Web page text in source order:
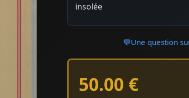
insolée
💬Une question
50.00 €